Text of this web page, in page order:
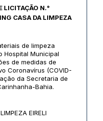
N.°
CASA DA LIMPEZA
de limpeza
Hospital Municipal
de medidas de
Coronavírus (COVID-
da Secretaria de
Bahia.
EIRELI